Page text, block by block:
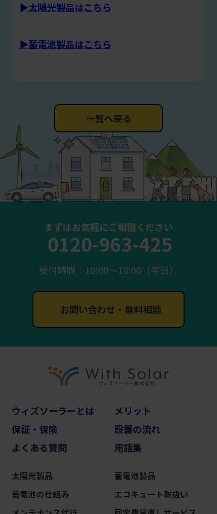
▶︎太陽光製品はこちら
▶︎蓄電池製品はこちら
一覧へ戻る
まずはお気軽にご相談ください
0120-963-425
受付時間｜10:00〜18:00（平日）
お問い合わせ・無料相談
ウィズソーラーとは
メリット
保証・保険
設置の流れ
よくある質問
用語集
太陽光製品
蓄電池製品
蓄電池の仕組み
エコキュート取扱い